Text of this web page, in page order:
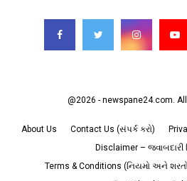
@2026 - newspane24.com.
About Us Contact Us (સંપર્ક કરો)
Disclaimer – જવાબદારી
Terms & Conditions (નિયમો અને